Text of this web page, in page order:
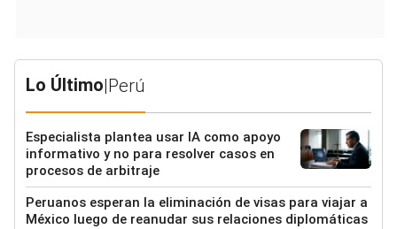
Lo Último|Perú
Especialista plantea usar IA como apoyo
informativo y no para resolver casos en
procesos de arbitraje
Peruanos esperan la eliminación de visas para viajar a
México luego de reanudar sus relaciones diplomáticas